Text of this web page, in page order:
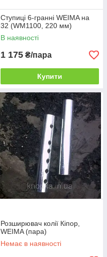
Ступиці 6-гранні WEIMA на
32 (WM1100, 220 мм)
В наявності
1 175 ₴/пара
Купити
Розширювач колії Кіпор,
WEIMA (пара)
Немає в наявності